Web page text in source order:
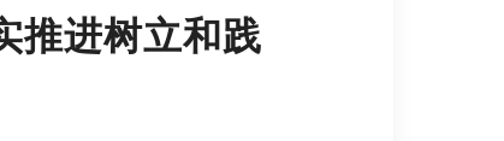
推进树立和践